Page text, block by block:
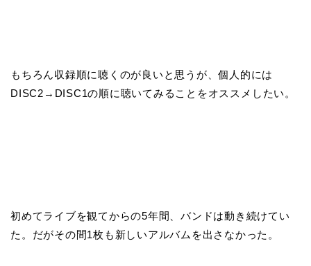
もちろん収録順に聴くのが良いと思うが、個人的には
DISC2 →DISC1の順に聴いてみることをオススメしたい。
初めてライブを観てからの5年間、バンドは動き続けてい
た。だがその間1枚も新しいアルバムを出さなかった。